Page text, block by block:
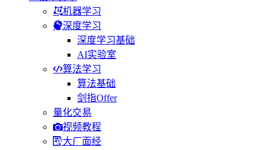
机器学习
深度学习
深度学习基础
AI实验室
算法学习
算法基础
剑指Offer
量化交易
视频教程
大厂面经